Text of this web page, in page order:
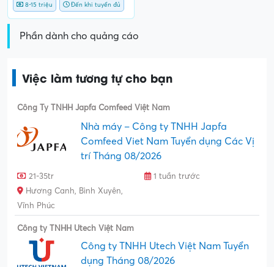
8-15 triệu Đến khi tuyển đủ
Phần dành cho quảng cáo
Việc làm tương tự cho bạn
Công Ty TNHH Japfa Comfeed Việt Nam
Nhà máy – Công ty TNHH Japfa
Comfeed Viet Nam Tuyển dụng Các Vị
trí Tháng 08/2026
21-35tr
1 tuần trước
Hương Canh, Bình Xuyên,
Vĩnh Phúc
Công ty TNHH Utech Việt Nam
Công ty TNHH Utech Việt Nam Tuyển
dụng Tháng 08/2026